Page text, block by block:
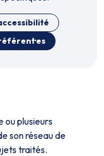
ou plusieurs
son réseau de
traités.